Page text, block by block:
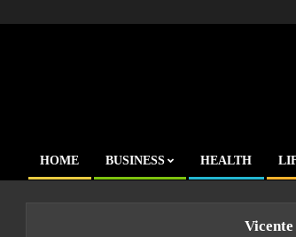
Primary
HOME BUSINESS HEALTH